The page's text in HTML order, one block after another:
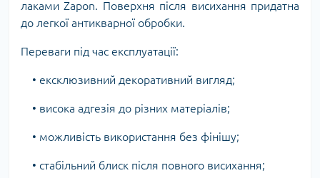
лаками Zapon. Поверхня після висихання придатна
до легкої антикварної обробки.
Переваги під час експлуатації:
• ексклюзивний декоративний вигляд;
• висока адгезія до різних матеріалів;
• можливість використання без фінішу;
• стабільний блиск після повного висихання;